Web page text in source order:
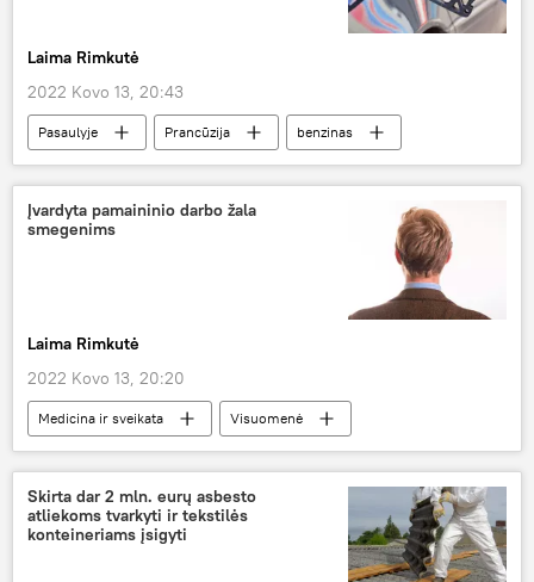
Laima Rimkutė
2022 Kovo 13, 20:43
Pasaulyje Prancūzija
benzinas
Ukraina
Rusija
Įvardyta pamaininio darbo žala
smegenims
Laima Rimkutė
2022 Kovo 13, 20:20
Medicina ir sveikata
Visuomenė
darbas
mokslas
Skirta dar 2 mln. eurų asbesto
atliekoms tvarkyti ir tekstilės
konteineriams įsigyti